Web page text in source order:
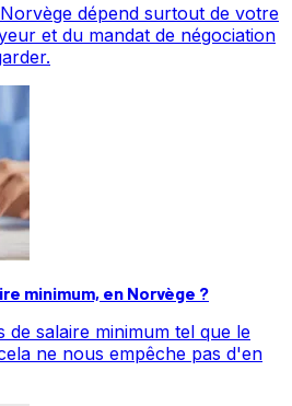
dépend surtout de votre
et du mandat de négociation
minimum, en Norvège ?
salaire minimum tel que le
ne nous empêche pas d'en